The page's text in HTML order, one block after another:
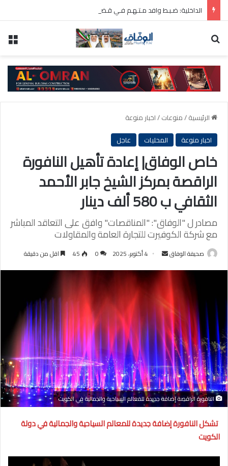
الرئيسية/منوعات/اخبار منوعة
اخبار منوعة
المحليات عاجل
خاص الوفاق| إعادة تأهيل النافورة
الراقصة بمركز الشيخ جابر الأحمد
الثقافي ب 580 ألف دينار
مصادر ل "الوفاق": "المناقصات" وافق على التعاقد المباشر
مع شركة الكوفيرت للتجارة العامة والمقاولات
صحيفة الوفاق
أرسل
إلكترونيا
4 أكتوبر، 2025 0
45 اقل من دقيقة
النافورة الراقصة إضافة جديدة للمعالم السياحية والجمالية في الكويت
تشكل النافورة إضافة جديدة للمعالم السياحية والجمالية في دولة
الكويت